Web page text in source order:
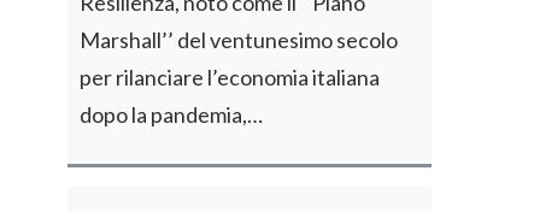
Marshall’’ del ventunesimo secolo
per rilanciare l’economia italiana
dopo la pandemia,…